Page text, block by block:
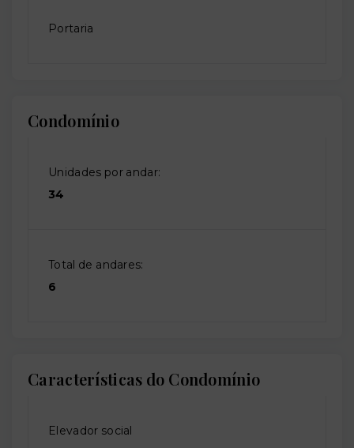
Portaria
Condomínio
Unidades por andar:
34
Total de andares:
6
Características do Condomínio
Elevador social